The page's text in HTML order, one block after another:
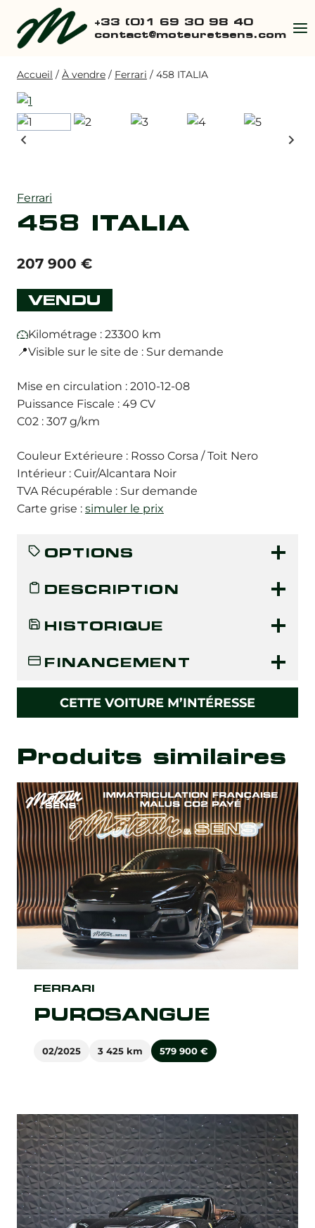
contenu
+33 (0)1 69 30 98 40
contact@moteuretsens.com
Accueil / À vendre / Ferrari / 458 ITALIA
Ferrari
458 ITALIA
207 900 €
VENDU
Kilométrage : 23300 km
📍Visible sur le site de : Sur demande
Mise en circulation : 2010-12-08
Puissance Fiscale : 49 CV
C02 : 307 g/km
Couleur Extérieure : Rosso Corsa / Toit Nero
Intérieur : Cuir/Alcantara Noir
TVA Récupérable : Sur demande
Carte grise : simuler le prix
OPTIONS
DESCRIPTION
HISTORIQUE
FINANCEMENT
CETTE VOITURE M’INTÉRESSE
Produits similaires
PUROSANGUE
FERRARI
02/2025 3 425 km 579 900 €